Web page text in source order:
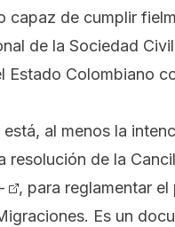
de cumplir
de la Sociedad
Colombiano
al menos la
de la
, para reglamentar
. Es un